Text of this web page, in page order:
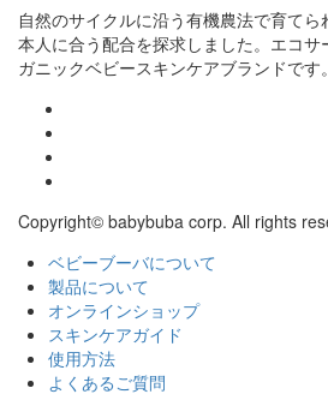
自然のサイクルに沿う有機農法で育て
本人に合う配合を探求しました。エコ
ガニックベビースキンケアブランドです。
Copyright© babybuba corp. All rights
ベビーブーバについて
製品について
オンラインショップ
スキンケアガイド
使用方法
よくあるご質問